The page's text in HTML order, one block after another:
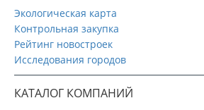
Экологическая карта
Контрольная закупка
Рейтинг новостроек
Исследования городов
КАТАЛОГ КОМПАНИЙ